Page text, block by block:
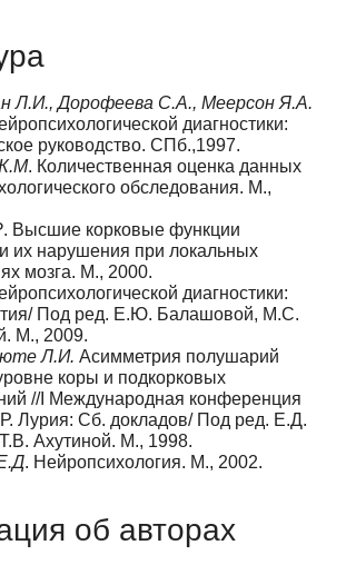
Л.И., Дорофеева С.А., Меерсон Я.А.
диагностики:
руководство. СПб.,1997.
. Количественная оценка данных
обследования. М.,
. Высшие корковые функции
их нарушения при локальных
мозга. М., 2000.
диагностики:
Под ред. Е.Ю. Балашовой, М.С.
М., 2009.
Л.И. Асимметрия полушарий
коры и подкорковых
//I Международная конференция
Лурия: Сб. докладов/ Под ред. Е.Д.
Ахутиной. М., 1998.
. Нейропсихология. М., 2002.
об авторах